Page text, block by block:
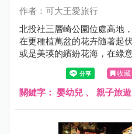
作者：可大王愛旅行
北投社三層崎公園位處高地
在更種植萬盆的花卉隨著起
或是美瑛的繽紛花海，在綠
柔地塗繪出五顏六色的夢幻花
收藏
關鍵字： 嬰幼兒 、 親子旅遊